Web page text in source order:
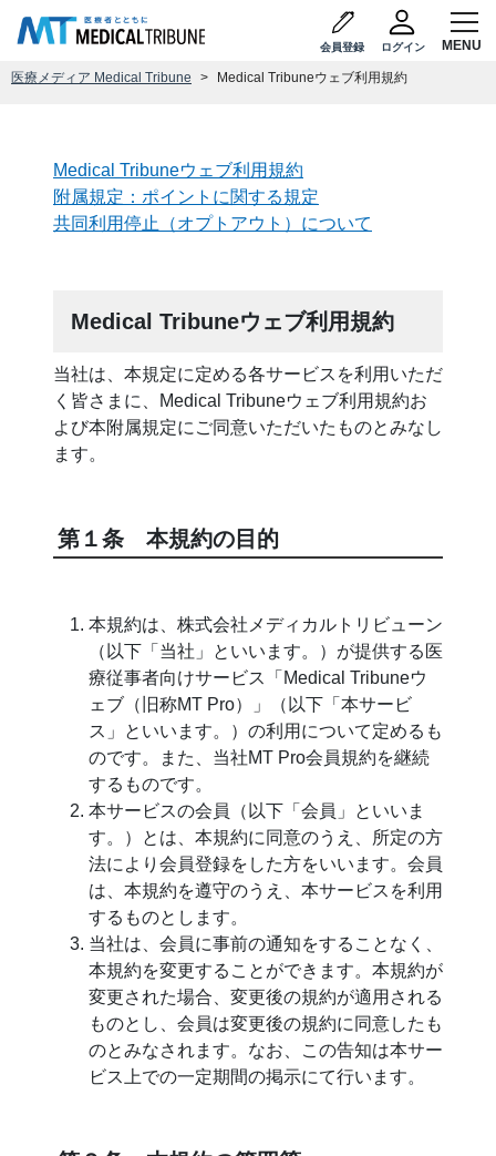
会員登録 ログイン
医療メディア Medical Tribune Medical Tribuneウェブ利用規約
Medical Tribuneウェブ利用規約
附属規定：ポイントに関する規定
共同利用停止（オプトアウト）について
Medical Tribuneウェブ利用規約
当社は、本規定に定める各サービスを利用いただ
く皆さまに、Medical Tribuneウェブ利用規約お
よび本附属規定にご同意いただいたものとみなし
ます。
第１条 本規約の目的
本規約は、株式会社メディカルトリビューン
（以下「当社」といいます。）が提供する医
療従事者向けサービス「Medical Tribuneウ
ェブ（旧称MT Pro）」（以下「本サービ
ス」といいます。）の利用について定めるも
のです。また、当社MT Pro会員規約を継続
するものです。
本サービスの会員（以下「会員」といいま
す。）とは、本規約に同意のうえ、所定の方
法により会員登録をした方をいいます。会員
は、本規約を遵守のうえ、本サービスを利用
するものとします。
当社は、会員に事前の通知をすることなく、
本規約を変更することができます。本規約が
変更された場合、変更後の規約が適用される
ものとし、会員は変更後の規約に同意したも
のとみなされます。なお、この告知は本サー
ビス上での一定期間の掲示にて行います。